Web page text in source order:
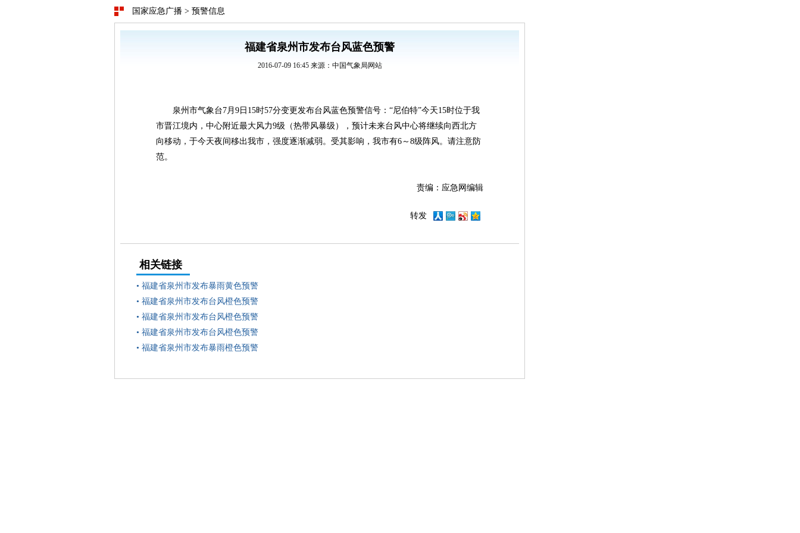
国家应急广播 > 预警信息
福建省泉州市发布台风蓝色预警
2016-07-09 16:45 来源：中国气象局网站
泉州市气象台7月9日15时57分变更发布台风蓝色预警信号：“尼伯特”今天15时位于我
市晋江境内，中心附近最大风力9级（热带风暴级），预计未来台风中心将继续向西北方
向移动，于今天夜间移出我市，强度逐渐减弱。受其影响，我市有6～8级阵风。请注意防
范。
责编：应急网编辑
转发
相关链接
• 福建省泉州市发布暴雨黄色预警
• 福建省泉州市发布台风橙色预警
• 福建省泉州市发布台风橙色预警
• 福建省泉州市发布台风橙色预警
• 福建省泉州市发布暴雨橙色预警